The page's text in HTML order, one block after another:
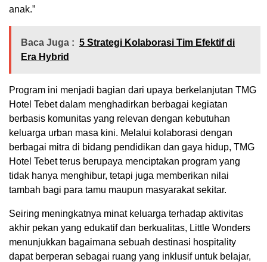
anak.”
Baca Juga : 5 Strategi Kolaborasi Tim Efektif di
Era Hybrid
Program ini menjadi bagian dari upaya berkelanjutan TMG
Hotel Tebet dalam menghadirkan berbagai kegiatan
berbasis komunitas yang relevan dengan kebutuhan
keluarga urban masa kini. Melalui kolaborasi dengan
berbagai mitra di bidang pendidikan dan gaya hidup, TMG
Hotel Tebet terus berupaya menciptakan program yang
tidak hanya menghibur, tetapi juga memberikan nilai
tambah bagi para tamu maupun masyarakat sekitar.
Seiring meningkatnya minat keluarga terhadap aktivitas
akhir pekan yang edukatif dan berkualitas, Little Wonders
menunjukkan bagaimana sebuah destinasi hospitality
dapat berperan sebagai ruang yang inklusif untuk belajar,